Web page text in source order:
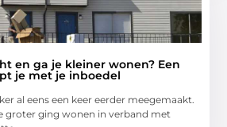
en ga je kleiner wonen? Een
je met je inboedel
al eens een keer eerder meegemaakt.
groter ging wonen in verband met